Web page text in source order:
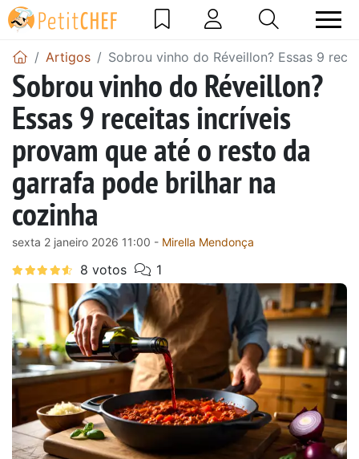
Artigos Sobrou vinho do Réveillon? Essas 9
Sobrou vinho do Réveillon?
Essas 9 receitas incríveis
provam que até o resto da
garrafa pode brilhar na
cozinha
sexta 2 janeiro 2026 11:00 - Mirella Mendonça